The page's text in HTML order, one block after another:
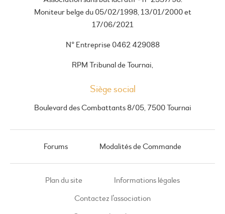
Moniteur belge du 05/02/1998, 13/01/2000 et
17/06/2021
N° Entreprise 0462 429088
RPM Tribunal de Tournai,
Siège social
Boulevard des Combattants 8/05, 7500 Tournai
Forums Modalités de Commande
Plan du site
Informations légales
Contactez l’association